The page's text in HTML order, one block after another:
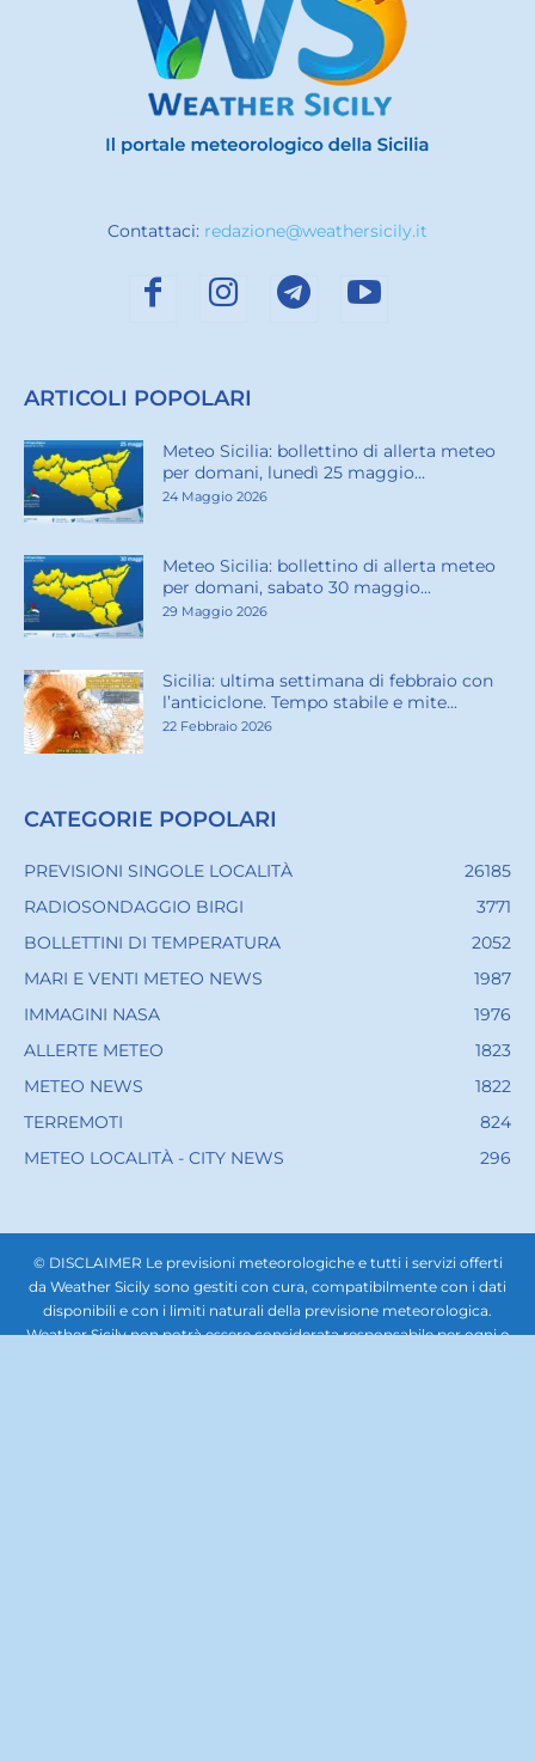
Contattaci: redazione@weathersicily.it
ARTICOLI POPOLARI
Meteo Sicilia: bollettino di allerta meteo
per domani, lunedì 25 maggio...
24 Maggio 2026
Meteo Sicilia: bollettino di allerta meteo
per domani, sabato 30 maggio...
29 Maggio 2026
Sicilia: ultima settimana di febbraio con
l’anticiclone. Tempo stabile e mite...
22 Febbraio 2026
CATEGORIE POPOLARI
PREVISIONI SINGOLE LOCALITÀ
26185
RADIOSONDAGGIO BIRGI
3771
BOLLETTINI DI TEMPERATURA
2052
MARI E VENTI METEO NEWS
1987
IMMAGINI NASA
1976
ALLERTE METEO
1823
METEO NEWS
1822
TERREMOTI
824
METEO LOCALITÀ - CITY NEWS
296
© DISCLAIMER Le previsioni meteorologiche e tutti i servizi offerti
da Weather Sicily sono gestiti con cura, compatibilmente con i dati
disponibili e con i limiti naturali della previsione meteorologica.
Weather Sicily non potrà essere considerata responsabile per ogni o